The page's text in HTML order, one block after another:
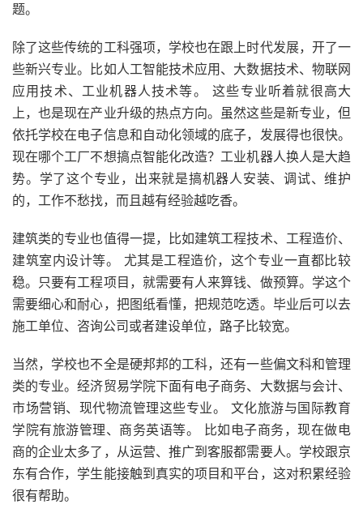
题。
除了这些传统的工科强项，学校也在跟上时代发展，开了一
些新兴专业。比如人工智能技术应用、大数据技术、物联网
应用技术、工业机器人技术等。 这些专业听着就很高大
上，也是现在产业升级的热点方向。虽然这些是新专业，但
依托学校在电子信息和自动化领域的底子，发展得也很快。
现在哪个工厂不想搞点智能化改造？工业机器人换人是大趋
势。学了这个专业，出来就是搞机器人安装、调试、维护
的，工作不愁找，而且越有经验越吃香。
建筑类的专业也值得一提，比如建筑工程技术、工程造价、
建筑室内设计等。 尤其是工程造价，这个专业一直都比较
稳。只要有工程项目，就需要有人来算钱、做预算。学这个
需要细心和耐心，把图纸看懂，把规范吃透。毕业后可以去
施工单位、咨询公司或者建设单位，路子比较宽。
当然，学校也不全是硬邦邦的工科，还有一些偏文科和管理
类的专业。经济贸易学院下面有电子商务、大数据与会计、
市场营销、现代物流管理这些专业。 文化旅游与国际教育
学院有旅游管理、商务英语等。 比如电子商务，现在做电
商的企业太多了，从运营、推广到客服都需要人。学校跟京
东有合作，学生能接触到真实的项目和平台，这对积累经验
很有帮助。